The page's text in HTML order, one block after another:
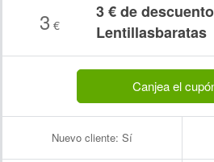
3 €
3 € de
Lentillasbaratas
Canjea el
Nuevo cliente: Sí